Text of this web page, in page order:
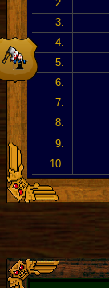
2.
3.
4.
5.
6.
7.
8.
9.
10.